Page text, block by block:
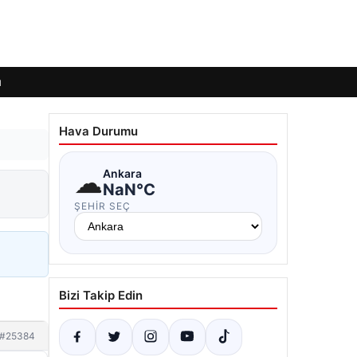
#25384
Hava Durumu
☁Ankara
NaN°C
ŞEHIR SEÇ
Bizi Takip Edin